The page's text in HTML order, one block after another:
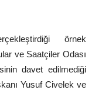
örnek
ve Saatçiler Odası
davet edilmediği
Yusuf Civelek ve